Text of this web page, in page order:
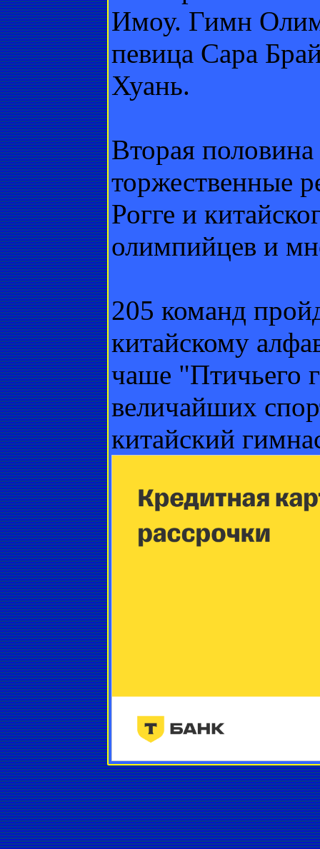
Имоу. Гимн
певица Сара
Хуань.
Вторая
торжественные
Рогге и
олимпийцев и
205 команд
китайскому
чаше "Птичьего
величайших
китайский